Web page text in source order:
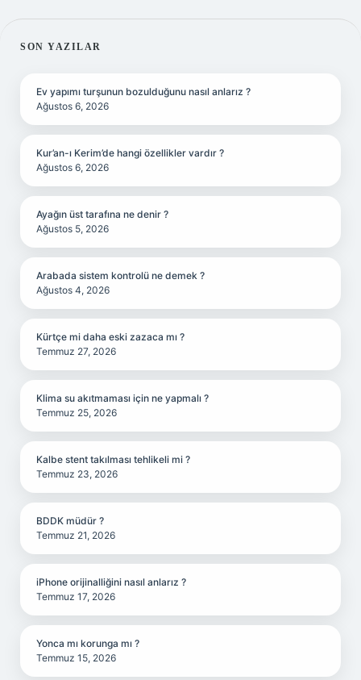
SIDEBAR
SON YAZILAR
Ev yapımı turşunun bozulduğunu nasıl anlarız ?
Ağustos 6, 2026
Kur’an-ı Kerim’de hangi özellikler vardır ?
Ağustos 6, 2026
Ayağın üst tarafına ne denir ?
Ağustos 5, 2026
Arabada sistem kontrolü ne demek ?
Ağustos 4, 2026
Kürtçe mi daha eski zazaca mı ?
Temmuz 27, 2026
Klima su akıtmaması için ne yapmalı ?
Temmuz 25, 2026
Kalbe stent takılması tehlikeli mi ?
Temmuz 23, 2026
BDDK müdür ?
Temmuz 21, 2026
iPhone orijinalliğini nasıl anlarız ?
Temmuz 17, 2026
Yonca mı korunga mı ?
Temmuz 15, 2026